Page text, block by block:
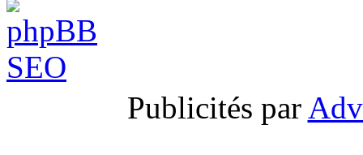
Publicités par